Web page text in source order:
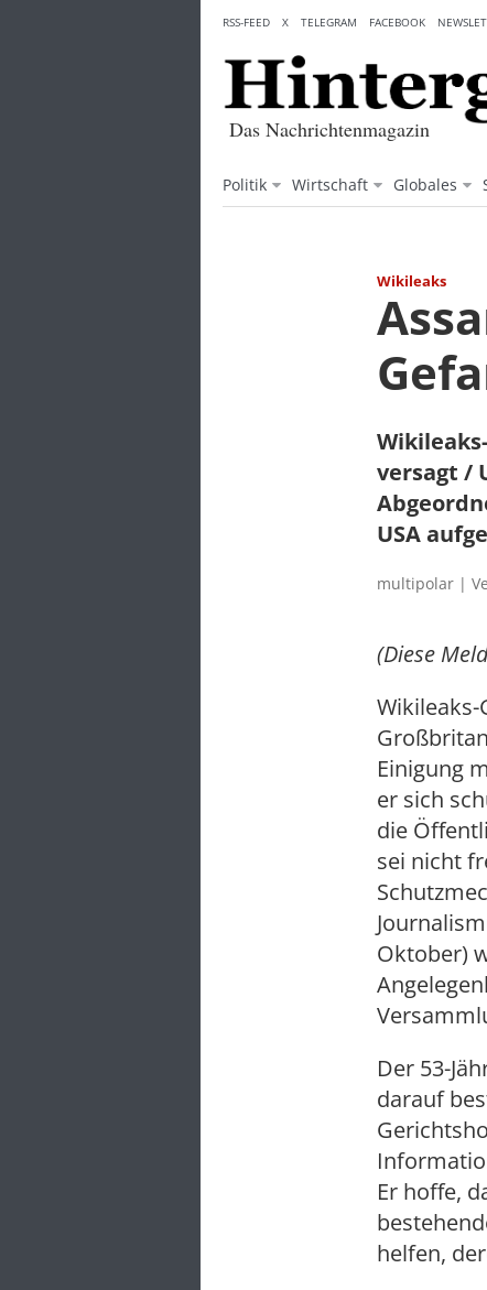
content
Das Nachrichtenmagazin
Politik Wirtschaft Globales
RSS-FEED X TELEGRAM FACEBOOK
Wikileaks
versagt /
USA
multipolar |
(Diese
Einigung
er sich
die
sei nicht
Oktober)
Der 53-
darauf
Er hoffe,
helfen,